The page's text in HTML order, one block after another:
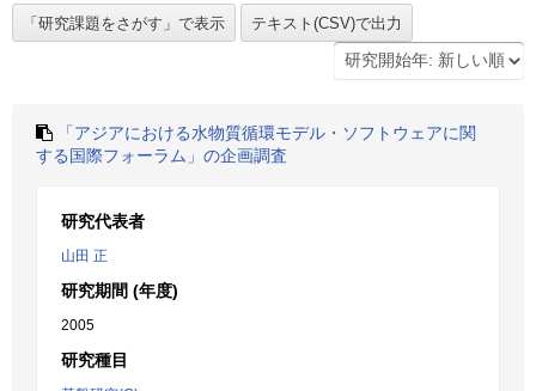
「アジアにおける水物質循環モデル・ソフトウェアに関
する国際フォーラム」の企画調査
研究代表者
山田 正
研究期間 (年度)
2005
研究種目